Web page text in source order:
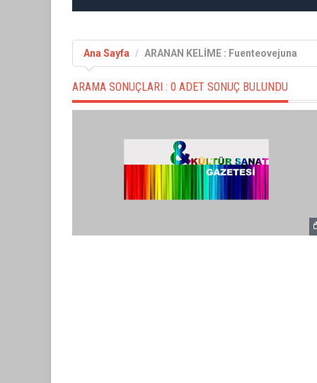
Ana Sayfa ARANAN KELİME : Fuenteovejuna
ARAMA SONUÇLARI : 0 ADET SONUÇ BULUNDU